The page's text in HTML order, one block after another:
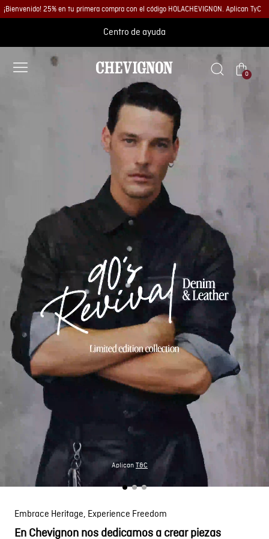
¡Bienvenido! 25% en tu primera compra con el código HOLACHEVIGNON. Aplican TyC
Centro de ayuda
0
Aplican T&C
Embrace Heritage, Experience Freedom
En Chevignon nos dedicamos a crear piezas